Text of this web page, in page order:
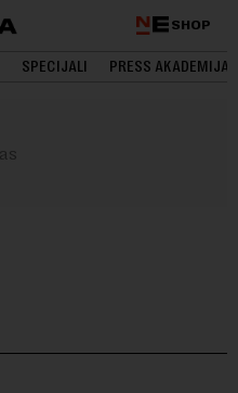
SHOP
SPECIJALI PRESS AKADEMIJA